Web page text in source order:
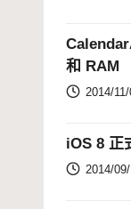
和 RAM
2014/
iOS 8 正
2014/